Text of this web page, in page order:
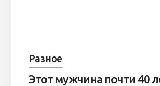
Разное
Этот мужчина почти 40